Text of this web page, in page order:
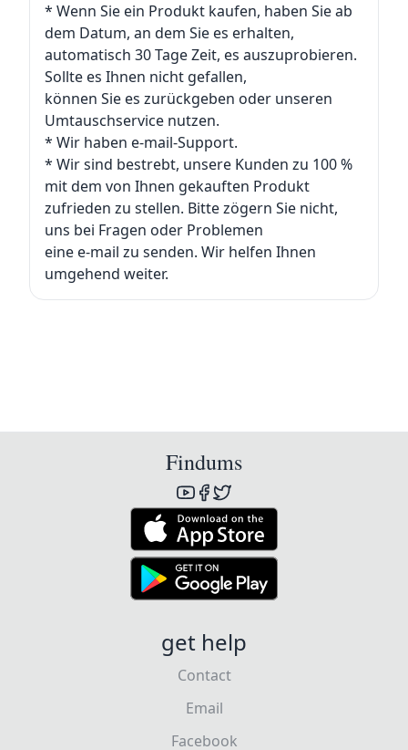
* Wenn Sie ein Produkt kaufen, haben Sie ab
dem Datum, an dem Sie es erhalten,
automatisch 30 Tage Zeit, es auszuprobieren.
Sollte es Ihnen nicht gefallen,
können Sie es zurückgeben oder unseren
Umtauschservice nutzen.
* Wir haben e-mail-Support.
* Wir sind bestrebt, unsere Kunden zu 100 %
mit dem von Ihnen gekauften Produkt
zufrieden zu stellen. Bitte zögern Sie nicht,
uns bei Fragen oder Problemen
eine e-mail zu senden. Wir helfen Ihnen
umgehend weiter.
Findums
get help
Contact
Email
Facebook